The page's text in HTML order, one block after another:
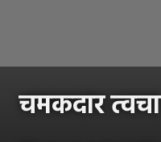
चमकदार त्वचा